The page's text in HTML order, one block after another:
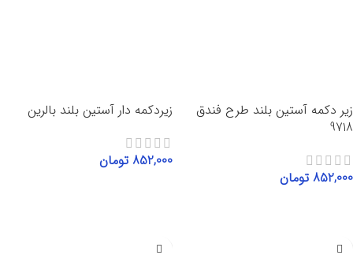
زیر دکمه آستین بلند طرح فندق
9718
852,000 تومان
زیردکمه دار آستین بلند بالرین
852,000 تومان